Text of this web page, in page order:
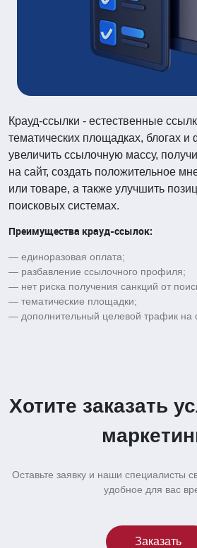
Крауд-ссылки - естественные
тематических площадках, блогах
увеличить ссылочную массу,
на сайт, создать положительное
или товаре, а также улучшить
поисковых системах.
Преимущества крауд-ссылок:
— единоразовая оплата;
— разбавление ссылочного профиля;
— нет риска получения санкций от
— тематические площадки;
— дополнительный целевой трафик на
Хотите заказать
Оставьте заявку и наши специалисты
удобное для вас
Заказать